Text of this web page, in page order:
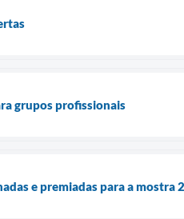
grupos profissionais
e premiadas para a mostra